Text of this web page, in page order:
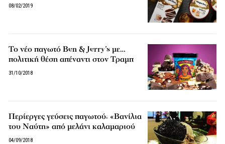
08/02/2019
Το νέο παγωτό Ben & Jerry’s με…
πολιτική θέση απέναντι στον Τραμπ
31/10/2018
Περίεργες γεύσεις παγωτού: «Βανίλια
του Ναύτη» από μελάνι καλαμαριού
04/09/2018